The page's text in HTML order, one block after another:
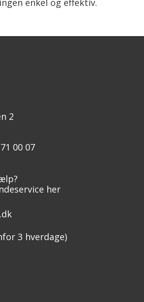
2
00 07
her
3 hverdage)